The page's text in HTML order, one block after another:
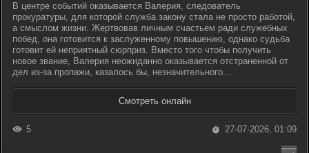
В центре событий оказывается Валерия, следователь
прокуратуры, для которой служба закону стала не просто работой,
а смыслом жизни. Жертвовав личным счастьем ради служебных
побед, она готовится к заслуженному повышению, однако судьба
готовит ей неприятный сюрприз. Вместо того чтобы получить
новое звание, Валерия неожиданно оказывается отстраненной от
дел из-за пропажи, казалось бы, незначительного...
Смотреть онлайн
5 27-07-2026, 01:09